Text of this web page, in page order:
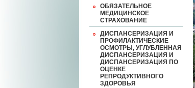
ОБЯЗАТЕЛЬНОЕ
МЕДИЦИНСКОЕ
СТРАХОВАНИЕ
ДИСПАНСЕРИЗАЦИЯ И
ПРОФИЛАКТИЧЕСКИЕ
ОСМОТРЫ, УГЛУБЛЕННАЯ
ДИСПАНСЕРИЗАЦИЯ И
ДИСПАНСЕРИЗАЦИЯ ПО
ОЦЕНКЕ
РЕПРОДУКТИВНОГО
ЗДОРОВЬЯ